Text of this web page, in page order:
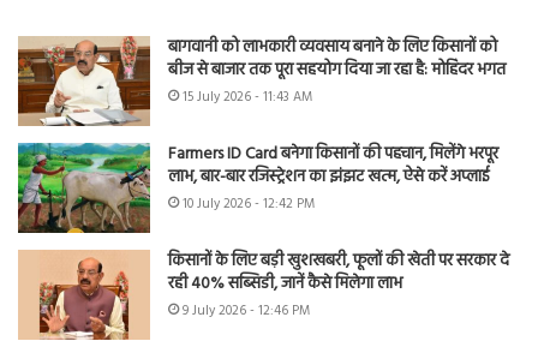
बागवानी को लाभकारी व्यवसाय बनाने के लिए किसानों को
बीज से बाजार तक पूरा सहयोग दिया जा रहा है: मोहिंदर भगत
15 July 2026 - 11:43 AM
Farmers ID Card बनेगा किसानों की पहचान, मिलेंगे भरपूर
लाभ, बार-बार रजिस्ट्रेशन का झंझट खत्म, ऐसे करें अप्लाई
10 July 2026 - 12:42 PM
किसानों के लिए बड़ी खुशखबरी, फूलों की खेती पर सरकार दे
रही 40% सब्सिडी, जानें कैसे मिलेगा लाभ
9 July 2026 - 12:46 PM